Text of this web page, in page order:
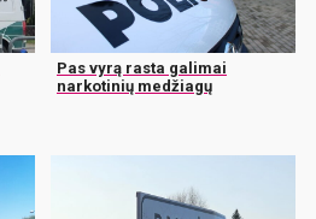
Pas vyrą rasta galimai
narkotinių medžiagų